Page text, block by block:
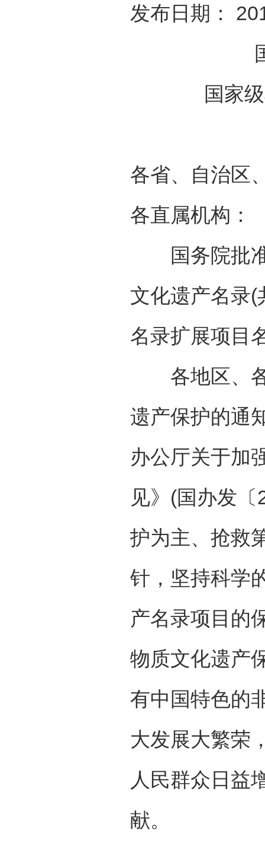
发布日期：
国家
各省、自治区
各直属机构：
国务院批准
文化遗产名录(
名录扩展项目
各地区、各
遗产保护的通
办公厅关于加
见》(国办发
护为主、抢救
针，坚持科学
产名录项目的
物质文化遗产
有中国特色的
大发展大繁荣
人民群众日益
献。